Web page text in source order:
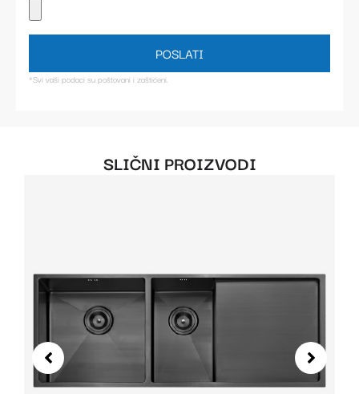
POSLATI
*Svi vaši podaci su poštovani i zaštićeni.
SLIČNI PROIZVODI